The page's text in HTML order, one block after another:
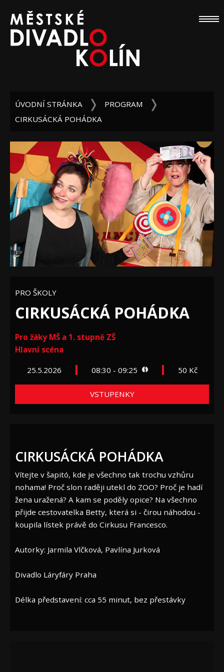
ÚVODNÍ STRÁNKA
PROGRAM
CIRKUSÁCKÁ POHÁDKA
PRO ŠKOLY
CIRKUSÁCKÁ POHÁDKA
Pro žáky MŠ a 1. stupně ZŠ
Hlavní scéna
25.5.2026 08:30 - 09:25 50 Kč
VSTUPENKY
CIRKUSÁCKÁ POHÁDKA
Vítejte v šapitó, kde je všechno tak trochu vzhůru
nohama! Proč slon raději utekl do ZOO? Proč je hadí
žena uražená? A kam se poděly opice? Na všechno
přijde cestovatelka Betty, která si - čirou náhodou -
koupila lístek právě do Cirkusu Francesco.
Autorky: Jarmila Vlčková, Pavlína Jurková
Divadlo Láryfáry Praha
Délka představení: cca 55 minut, bez přestávky